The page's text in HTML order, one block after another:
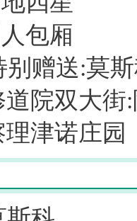
包厢
赠送:莫
院双大
津诺庄园